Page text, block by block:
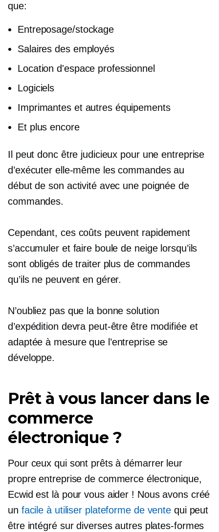
que:
Entreposage/stockage
Salaires des employés
Location d'espace professionnel
Logiciels
Imprimantes et autres équipements
Et plus encore
Il peut donc être judicieux pour une entreprise
d’exécuter elle-même les commandes au
début de son activité avec une poignée de
commandes.
Cependant, ces coûts peuvent rapidement
s’accumuler et faire boule de neige lorsqu’ils
sont obligés de traiter plus de commandes
qu’ils ne peuvent en gérer.
N’oubliez pas que la bonne solution
d’expédition devra peut-être être modifiée et
adaptée à mesure que l’entreprise se
développe.
Prêt à vous lancer dans le
commerce
électronique ?
Pour ceux qui sont prêts à démarrer leur
propre entreprise de commerce électronique,
Ecwid est là pour vous aider ! Nous avons créé
un facile à utiliser plateforme de vente qui peut
être intégré sur diverses autres plates-formes